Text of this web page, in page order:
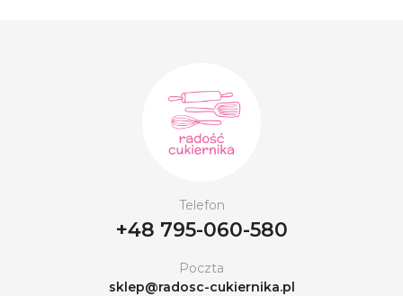
Telefon
+48 795-060-580
Poczta
sklep@radosc-cukiernika.pl